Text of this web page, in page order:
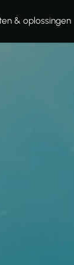
& oplossingen